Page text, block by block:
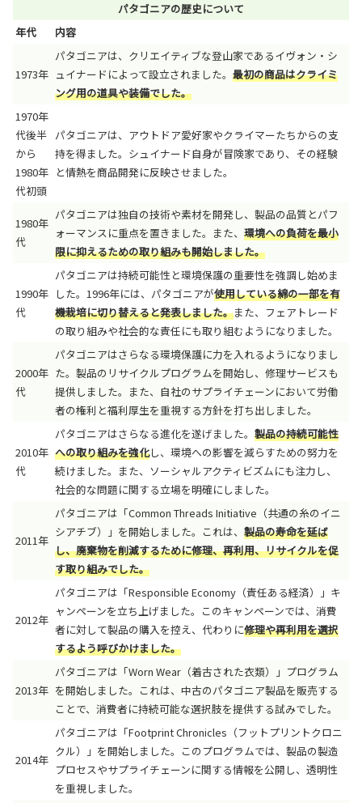
パタゴニアの歴史について
年代
内容
1973年
パタゴニアは、クリエイティブな登山家であるイヴォン・シ
ュイナードによって設立されました。 最初の商品はクライミ
ング用の道具や装備でした。
1970年
代後半
から
1980年
代初頭
パタゴニアは、アウトドア愛好家やクライマーたちからの支
持を得ました。シュイナード自身が冒険家であり、その経験
と情熱を商品開発に反映させました。
1980年
代
パタゴニアは独自の技術や素材を開発し、製品の品質とパフ
ォーマンスに重点を置きました。また、 環境への負荷を最小
限に抑えるための取り組みも開始しました。
1990年
代
パタゴニアは持続可能性と環境保護の重要性を強調し始めま
した。1996年には、パタゴニアが使用している綿の一部を有
機栽培に切り替えると発表しました。また、フェアトレード
の取り組みや社会的な責任にも取り組むようになりました。
2000年
代
パタゴニアはさらなる環境保護に力を入れるようになりまし
た。製品のリサイクルプログラムを開始し、修理サービスも
提供しました。また、自社のサプライチェーンにおいて労働
者の権利と福利厚生を重視する方針を打ち出しました。
2010年
代
パタゴニアはさらなる進化を遂げました。 製品の持続可能性
への取り組みを強化し、環境への影響を減らすための努力を
続けました。また、ソーシャルアクティビズムにも注力し、
社会的な問題に関する立場を明確にしました。
2011年
パタゴニアは「Common Threads Initiative（共通の糸のイニ
シアチブ）」を開始しました。これは、 製品の寿命を延ば
し、廃棄物を削減するために修理、再利用、リサイクルを促
す取り組みでした。
2012年
パタゴニアは「Responsible Economy（責任ある経済）」キ
ャンペーンを立ち上げました。このキャンペーンでは、消費
者に対して製品の購入を控え、代わりに修理や再利用を選択
するよう呼びかけました。
2013年
パタゴニアは「Worn Wear（着古された衣類）」プログラム
を開始しました。これは、中古のパタゴニア製品を販売する
ことで、消費者に持続可能な選択肢を提供する試みでした。
2014年
パタゴニアは「Footprint Chronicles（フットプリントクロニ
クル）」を開始しました。このプログラムでは、製品の製造
プロセスやサプライチェーンに関する情報を公開し、透明性
を重視しました。